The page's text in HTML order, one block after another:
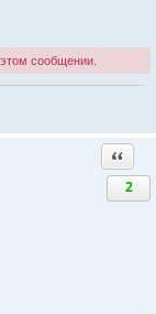
сообщении.
2